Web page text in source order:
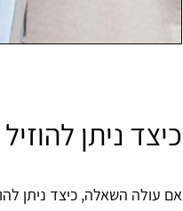
כיצד ניתן
אם עולה השאלה, כיצד ניתן